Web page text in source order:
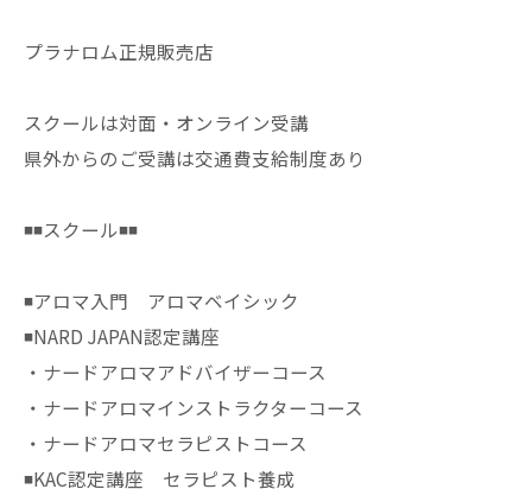
プラナロム正規販売店
スクールは対面・オンライン受講
県外からのご受講は交通費支給制度あり
◾️◾️スクール◾️◾️
◾️アロマ入門 アロマベイシック
◾️NARD JAPAN認定講座
・ナードアロマアドバイザーコース
・ナードアロマインストラクターコース
・ナードアロマセラピストコース
◾️KAC認定講座 セラピスト養成